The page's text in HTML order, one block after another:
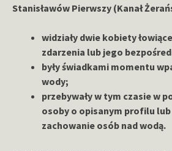
Stanisławów Pierwszy (Kanał
widziały dwie kobiety
zdarzenia lub jego
były świadkami momentu
wody;
przebywały w tym czasie w
osoby o opisanym profilu
zachowanie osób nad wodą.